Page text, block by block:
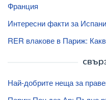
Франция
Интересни факти за
RER влакове в Париж:
Най-добрите неща за